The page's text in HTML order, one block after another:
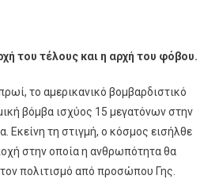
Ιστορία.
Viasat
History
Αφηγείται
Την
Ιστορία
του τέλους και η αρχή του φόβου.
το αμερικανικό βομβαρδιστικό
βόμβα ισχύος 15 μεγατόνων στην
Εκείνη τη στιγμή, ο κόσμος εισήλθε
στην οποία η ανθρωπότητα θα
πολιτισμό από προσώπου Γης.